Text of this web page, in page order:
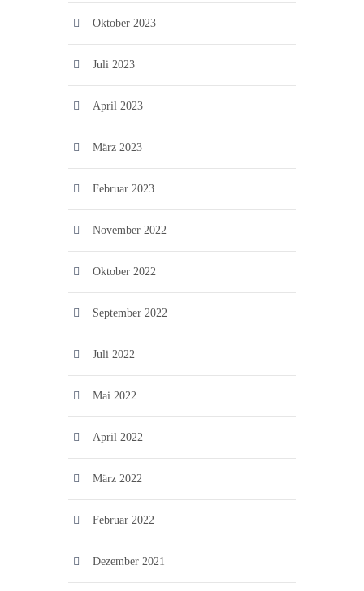
Oktober 2023
Juli 2023
April 2023
März 2023
Februar 2023
November 2022
Oktober 2022
September 2022
Juli 2022
Mai 2022
April 2022
März 2022
Februar 2022
Dezember 2021